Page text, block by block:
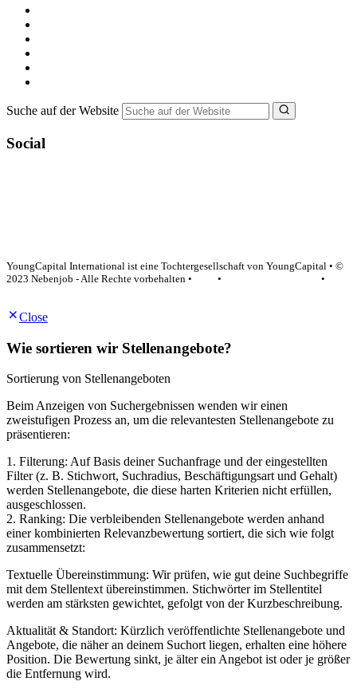
Suche auf der Website
Social
YoungCapital International ist eine Tochtergesellschaft von YoungCapital • ©
2023 Nebenjob - Alle Rechte vorbehalten •
•
•
Close
Wie sortieren wir Stellenangebote?
Sortierung von Stellenangeboten
Beim Anzeigen von Suchergebnissen wenden wir einen
zweistufigen Prozess an, um die relevantesten Stellenangebote zu
präsentieren:
1. Filterung: Auf Basis deiner Suchanfrage und der eingestellten
Filter (z. B. Stichwort, Suchradius, Beschäftigungsart und Gehalt)
werden Stellenangebote, die diese harten Kriterien nicht erfüllen,
ausgeschlossen.
2. Ranking: Die verbleibenden Stellenangebote werden anhand
einer kombinierten Relevanzbewertung sortiert, die sich wie folgt
zusammensetzt:
Textuelle Übereinstimmung: Wir prüfen, wie gut deine Suchbegriffe
mit dem Stellentext übereinstimmen. Stichwörter im Stellentitel
werden am stärksten gewichtet, gefolgt von der Kurzbeschreibung.
Aktualität & Standort: Kürzlich veröffentlichte Stellenangebote und
Angebote, die näher an deinem Suchort liegen, erhalten eine höhere
Position. Die Bewertung sinkt, je älter ein Angebot ist oder je größer
die Entfernung wird.